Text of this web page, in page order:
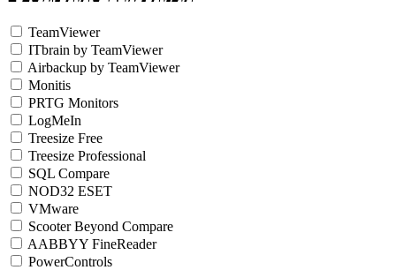
TeamViewer
ITbrain by TeamViewer
Airbackup by TeamViewer
Monitis
PRTG Monitors
LogMeIn
Treesize Free
Treesize Professional
SQL Compare
NOD32 ESET
VMware
Scooter Beyond Compare
AABBYY FineReader
PowerControls